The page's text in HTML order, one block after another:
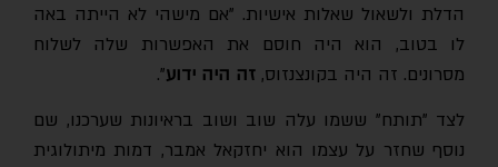
הדלת ולשאול שאלות אישיות. "אם מישהי לא הייתה באה
לו בטוב, הוא היה חוסם את האפשרות שלה לשלוח
מסרונים. זה היה בקונצנזוס,זה היה ידוע ".
לצד "תותח" ששמו עלה שוב ושוב בראיונות שערכנו, שם
נוסף שחזר על עצמו הוא יחזקאל אמבר, דמות מיתולוגית